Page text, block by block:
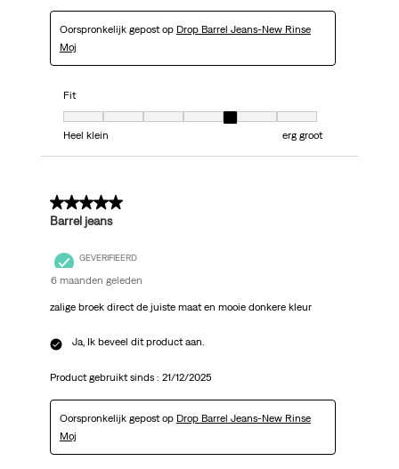
Oorspronkelijk gepost op Drop Barrel Jeans-New Rinse
Moj
Fit
Fit, 5 van 7, waarbij 1 gelijk is aan Heel klein en 7 gelijk is aan erg groot
Heel klein
erg groot
5 van 5 sterren.
Barrel jeans
GEVERIFIEERD
6 maanden geleden
zalige broek direct de juiste maat en mooie donkere kleur
Ja, Ik beveel dit product aan.
Product gebruikt sinds : 21/12/2025
Oorspronkelijk gepost op Drop Barrel Jeans-New Rinse
Moj